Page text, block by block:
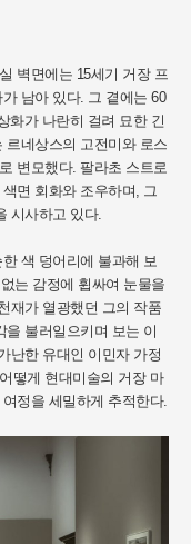
벽면에는 15세기 거장 프
남아 있다. 그 곁에는 60
화가 나란히 걸려 묘한 긴
르네상스의 고전미와 로스
변모했다. 팔라초 스트로
면 회화와 조우하며, 그
시사하고 있다.
색 덩어리에 불과해 보
는 감정에 휩싸여 눈물을
재가 열광했던 그의 작품
불러일으키며 보는 이
난한 유대인 이민자 가정
떻게 현대미술의 거장 마
정을 세밀하게 추적한다.